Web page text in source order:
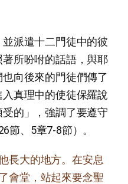
派遣十二門徒中的彼
所吩咐的話語，與耶
向後來的門徒們傳了
真理中的使徒保羅說
受的」，強調了要遵守
節、5章7-8節）。
長大的地方。在安息
會堂，站起來要念聖